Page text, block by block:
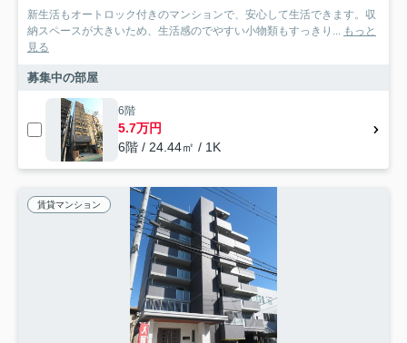
新生活もオートロック付きのマンションで、安心して生活できます。収
納スペースが大きいため、生活感のでやすい小物類もすっきり... もっと
見る
募集中の部屋
6階
5.7万円
6階 / 24.44㎡ / 1K
賃貸マンション